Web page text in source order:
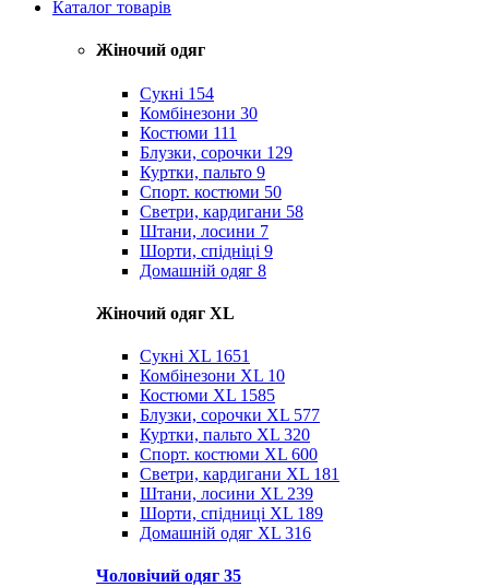
Каталог товарів
Жіночий одяг
Сукні 154
Комбінезони 30
Костюми 111
Блузки, сорочки 129
Куртки, пальто 9
Спорт. костюми 50
Светри, кардигани 58
Штани, лосини 7
Шорти, спідніці 9
Домашній одяг 8
Жіночий одяг XL
Cукні XL 1651
Комбінезони XL 10
Костюми XL 1585
Блузки, сорочки XL 577
Куртки, пальто XL 320
Спорт. костюми XL 600
Светри, кардигани XL 181
Штани, лосини XL 239
Шорти, спідниці XL 189
Домашній одяг XL 316
Чоловічий одяг 35